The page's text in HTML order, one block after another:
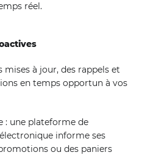
réel.
mises à jour, des rappels et
en temps opportun à vos
: une plateforme de
informe ses
ou des paniers